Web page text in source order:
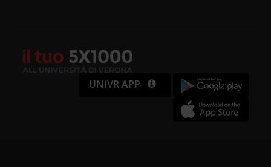
UNIVR APP